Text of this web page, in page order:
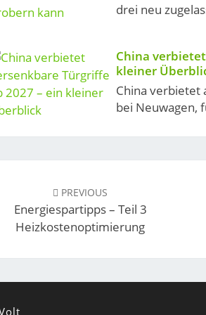
drei neu
China
kleiner
China verbietet
bei Neuwagen,
PREVIOUS
Energiespartipps – Teil 3
Heizkostenoptimierung